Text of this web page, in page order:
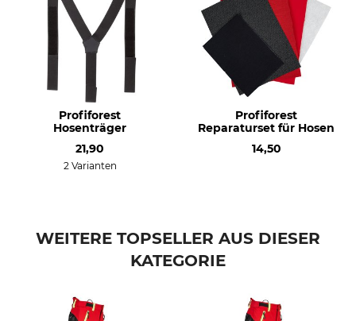
40 °C Buntwäsche
Bleichen
Nicht bleichen
Trocknen
Nicht im Wäschetrockner
Bügeln
Bügeln bis 110 °C
Professionelle Textilpflege
Nicht trockenreinigen
Für
Konfektionsgröße
Profiforest
Hosenträger
21,90
2 Varianten
Profiforest
Reparaturset für Hosen
14,50
WEITERE TOPSELLER AUS DIESER
KATEGORIE